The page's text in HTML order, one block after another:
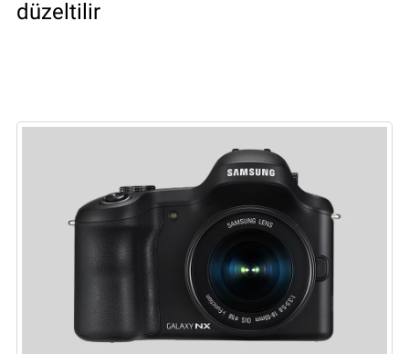
düzeltilir